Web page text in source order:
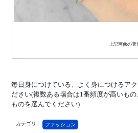
上記画像の著
毎日身につけている、よく身につけるア
ださい(複数ある場合は1番頻度が高いも
ものを選んでください)
カテゴリ： ファッション